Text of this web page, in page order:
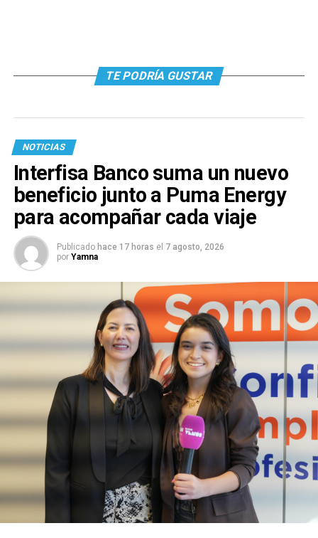
TE PODRÍA GUSTAR
NOTICIAS
Interfisa Banco suma un nuevo
beneficio junto a Puma Energy
para acompañar cada viaje
Publicado hace 17 horas el 7 agosto, 2026
por Yamna